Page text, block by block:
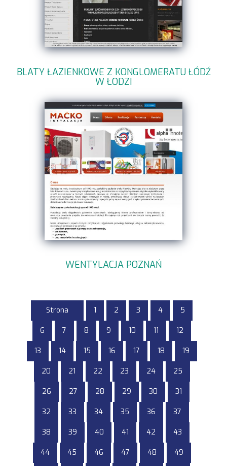
BLATY ŁAZIENKOWE Z KONGLOMERATU ŁÓDŹ
W ŁODZI
WENTYLACJA POZNAŃ
Strona 1 2 3 4 5
6 7 8 9 10 11 12
13 14 15 16 17 18 19
20 21 22 23 24 25
26 27 28 29 30 31
32 33 34 35 36 37
38 39 40 41 42 43
44 45 46 47 48 49